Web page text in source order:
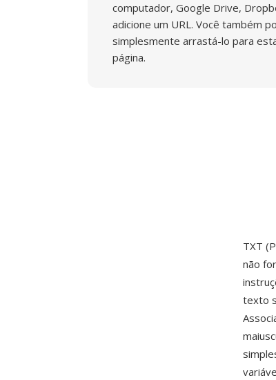
computador, Google Drive,
adicione um URL. Você também
simplesmente arrastá-lo para
página.
TXT
não
texto